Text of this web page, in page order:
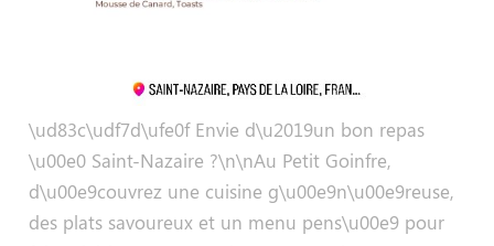
\ud83c\udf7d\ufe0f Envie d\u2019un bon repas
\u00e0 Saint-Nazaire ?\n\nAu Petit Goinfre,
d\u00e9couvrez une cuisine g\u00e9n\u00e9reuse,
des plats savoureux et un menu pens\u00e9 pour